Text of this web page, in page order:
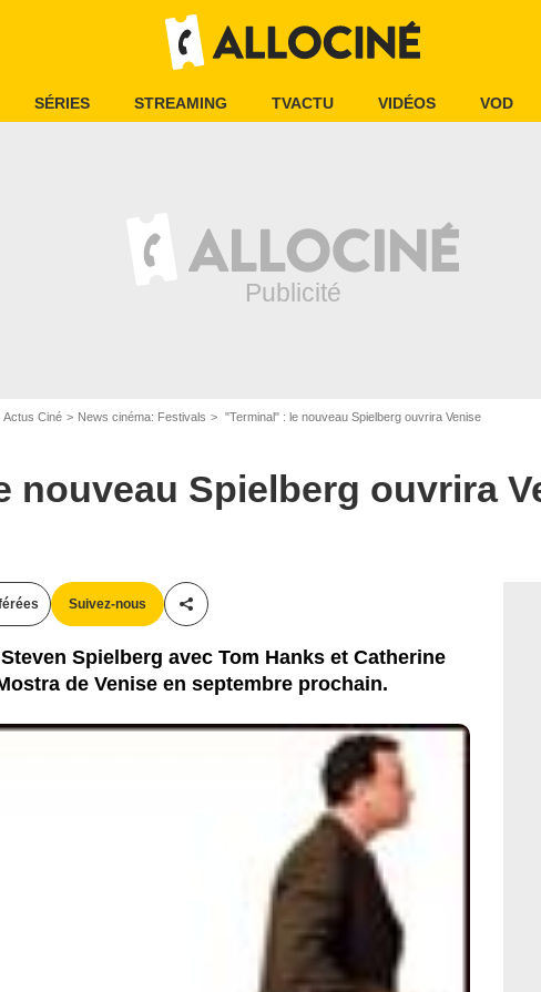
SÉRIES STREAMING TVACTU VIDÉOS VOD
Actus Ciné News cinéma: Festivals "Terminal" : le nouveau Spielberg ouvrira Venise
nouveau Spielberg ouvrira
Suivez-nous
Partager cet article
Spielberg avec Tom Hanks et Catherine
de Venise en septembre prochain.